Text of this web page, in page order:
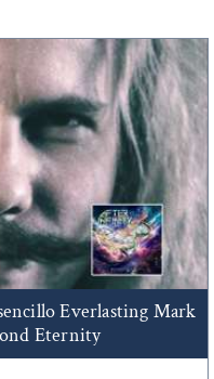
Everlasting Mark
Eternity